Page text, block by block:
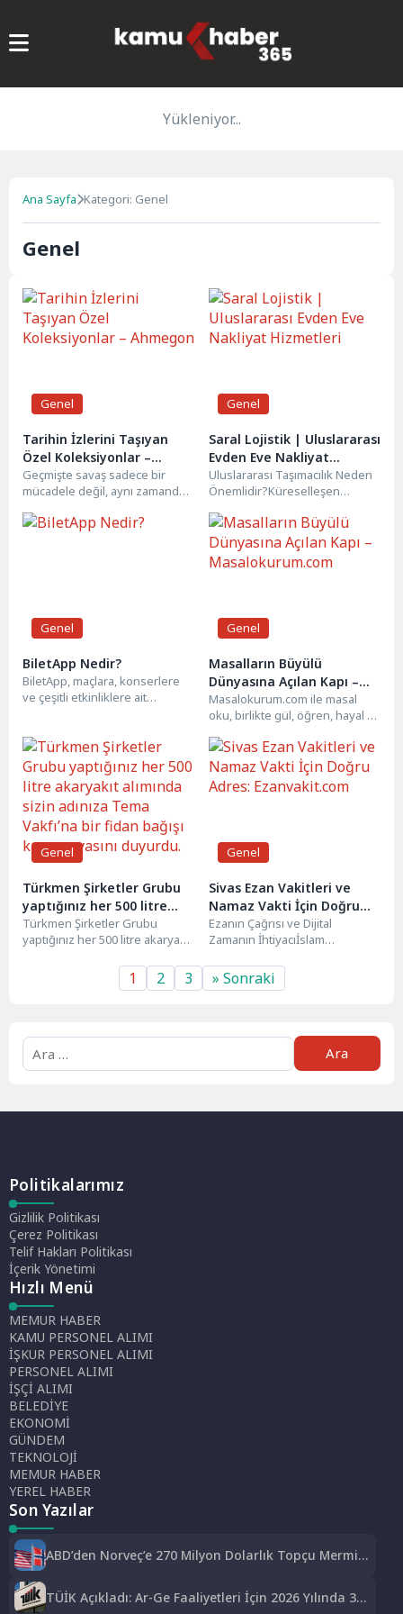
Yükleniyor...
Ana Sayfa Kategori: Genel
Genel
Genel
Tarihin İzlerini Taşıyan
Özel Koleksiyonlar –
Ahmegon
Geçmişte savaş sadece bir
mücadele değil, aynı zamanda
göstergesiydi. Bugün o...
Genel
Saral Lojistik | Uluslararası
Evden Eve Nakliyat
Hizmetleri
Uluslararası Taşımacılık Neden
Önemlidir?Küreselleşen
alanlarını değiştirme ihtiyacı
giderek artıyor. İş fırsatları,
eğitim,...
Genel
BiletApp Nedir?
BiletApp, maçlara, konserlere
ve çeşitli etkinliklere ait
pazar...
Genel
Masalların Büyülü
Dünyasına Açılan Kapı –
Masalokurum.com
Masalokurum.com ile masal
oku, birlikte gül, öğren, hayal et!
gücünü besleyen,...
Genel
Türkmen Şirketler Grubu
yaptığınız her 500 litre
akaryakıt alımında sizin
adınıza Tema Vakfı’na bir
Türkmen Şirketler Grubu
yaptığınız her 500 litre akaryakıt
Vakfı’na bir fidan...
Genel
Sivas Ezan Vakitleri ve
Namaz Vakti İçin Doğru
Adres: Ezanvakit.com
Ezanın Çağrısı ve Dijital
Zamanın İhtiyacıİslam
olan ezan, yüzyıllardır
Müslümanların yaşamında...
1 2 3 » Sonraki
Politikalarımız
Gizlilik Politikası
Çerez Politikası
Telif Hakları Politikası
İçerik Yönetimi
Hızlı Menü
MEMUR HABER
KAMU PERSONEL ALIMI
İŞKUR PERSONEL ALIMI
PERSONEL ALIMI
İŞÇİ ALIMI
BELEDİYE
EKONOMİ
GÜNDEM
TEKNOLOJİ
MEMUR HABER
YEREL HABER
Son Yazılar
ABD’den Norveç’e 270 Milyon Dolarlık Topçu Mermisi
TÜİK Açıkladı: Ar-Ge Faaliyetleri İçin 2026 Yılında 308